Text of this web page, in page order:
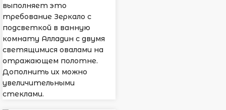
выполняет это
требование Зеркало с
подсветкой в ванную
комнату Алладин с двумя
светящимися овалами на
отражающем полотне.
Дополнить их можно
увеличительными
стеклами.